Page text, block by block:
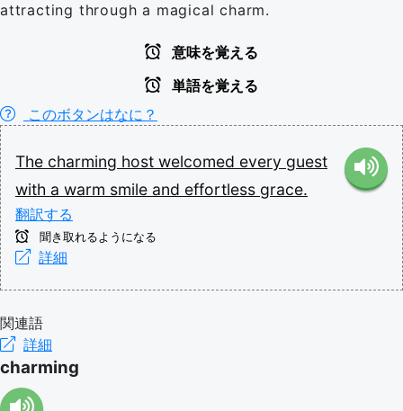
attracting through a magical charm.
意味を覚える
単語を覚える
このボタンはなに？
The charming host welcomed every guest
with a warm smile and effortless grace.
翻訳する
聞き取れるようになる
詳細
関連語
詳細
charming